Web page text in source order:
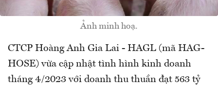
Ảnh minh hoạ.
CTCP Hoàng Anh Gia Lai - HAGL (mã HAG-
HOSE) vừa cập nhật tình hình kinh doanh
tháng 4/2023 với doanh thu thuần đạt 563 tỷ